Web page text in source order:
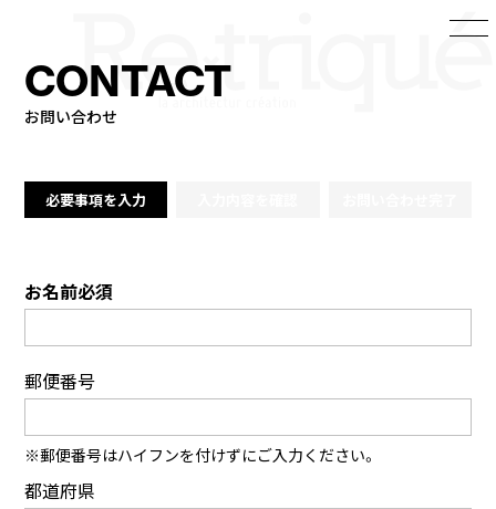
CONTACT
お問い合わせ
必要事項を入力
お名前必須
郵便番号
※郵便番号はハイフンを付けずにご入力ください。
都道府県